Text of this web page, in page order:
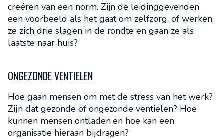
creëren van een norm. Zijn de leidinggevenden
een voorbeeld als het gaat om zelfzorg, of werken
ze zich drie slagen in de rondte en gaan ze als
laatste naar huis?
ONGEZONDE VENTIELEN
Hoe gaan mensen om met de stress van het werk?
Zijn dat gezonde of ongezonde ventielen? Hoe
kunnen mensen ontladen en hoe kan een
organisatie hieraan bijdragen?